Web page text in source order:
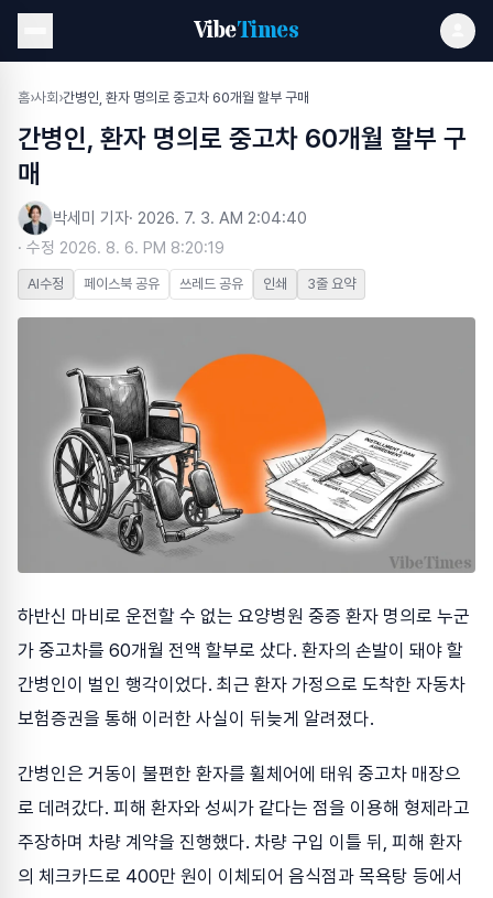
VibeTimes
홈›사회 ›간병인, 환자 명의로 중고차 60개월 할부 구매
간병인, 환자 명의로 중고차 60개월 할부 구
매
박세미 기자· 2026. 7. 3. AM 2:04:40
· 수정 2026. 8. 6. PM 8:20:19
AI수정 페이스북 공유 쓰레드 공유 인쇄 3줄 요약
하반신 마비로 운전할 수 없는 요양병원 중증 환자 명의로 누군
가 중고차를 60개월 전액 할부로 샀다. 환자의 손발이 돼야 할
간병인이 벌인 행각이었다. 최근 환자 가정으로 도착한 자동차
보험증권을 통해 이러한 사실이 뒤늦게 알려졌다.
간병인은 거동이 불편한 환자를 휠체어에 태워 중고차 매장으
로 데려갔다. 피해 환자와 성씨가 같다는 점을 이용해 형제라고
주장하며 차량 계약을 진행했다. 차량 구입 이틀 뒤, 피해 환자
의 체크카드로 400만 원이 이체되어 음식점과 목욕탕 등에서